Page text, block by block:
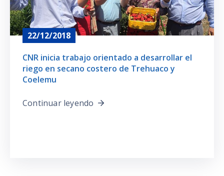
22/12/2018
CNR inicia trabajo orientado a desarrollar el
riego en secano costero de Trehuaco y
Coelemu
Continuar leyendo